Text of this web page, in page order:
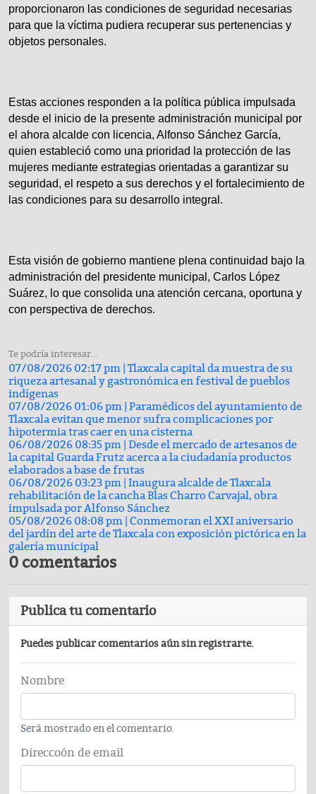
proporcionaron las condiciones de seguridad necesarias
para que la víctima pudiera recuperar sus pertenencias y
objetos personales.
Estas acciones responden a la política pública impulsada
desde el inicio de la presente administración municipal por
el ahora alcalde con licencia, Alfonso Sánchez García,
quien estableció como una prioridad la protección de las
mujeres mediante estrategias orientadas a garantizar su
seguridad, el respeto a sus derechos y el fortalecimiento de
las condiciones para su desarrollo integral.
Esta visión de gobierno mantiene plena continuidad bajo la
administración del presidente municipal, Carlos López
Suárez, lo que consolida una atención cercana, oportuna y
con perspectiva de derechos.
Te podría interesar...
07/08/2026 02:17 pm | Tlaxcala capital da muestra de su
riqueza artesanal y gastronómica en festival de pueblos
indígenas
07/08/2026 01:06 pm | Paramédicos del ayuntamiento de
Tlaxcala evitan que menor sufra complicaciones por
hipotermia tras caer en una cisterna
06/08/2026 08:35 pm | Desde el mercado de artesanos de
la capital Guarda Frutz acerca a la ciudadanía productos
elaborados a base de frutas
06/08/2026 03:23 pm | Inaugura alcalde de Tlaxcala
rehabilitación de la cancha Blas Charro Carvajal, obra
impulsada por Alfonso Sánchez
05/08/2026 08:08 pm | Conmemoran el XXI aniversario
del jardín del arte de Tlaxcala con exposición pictórica en la
galería municipal
0 comentarios
Publica tu comentario
Puedes publicar comentarios aún sin registrarte.
Nombre
Será mostrado en el comentario.
Direccoón de email